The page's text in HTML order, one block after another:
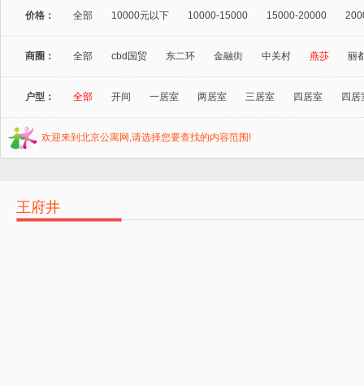
价格： 全部 10000元以下 10000-15000 15000-20000
商圈： 全部 cbd国贸 东二环 金融街 中关村 燕莎 丽
户型： 全部 开间 一居室 两居室 三居室 四居室 四居
欢迎来到北京公寓网,请选择您要查找的内容范围!
王府井